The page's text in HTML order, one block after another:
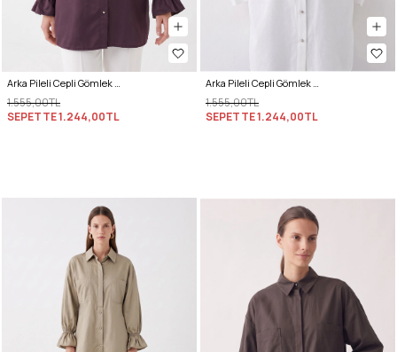
Arka Pileli Cepli Gömlek Y0147 - MÜRDÜM
1.555,00TL
SEPETTE1.244,00TL
Arka Pileli Cepli Gömlek Y0147 - BEYAZ
1.555,00TL
SEPETTE1.244,00TL